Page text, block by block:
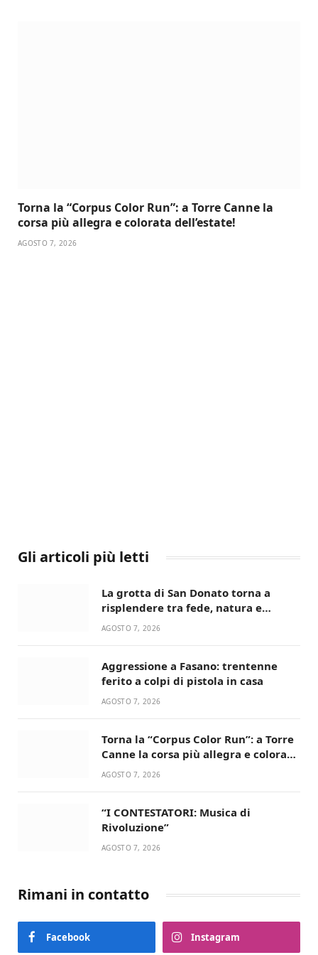
Torna la “Corpus Color Run”: a Torre Canne la
corsa più allegra e colorata dell’estate!
AGOSTO 7, 2026
Gli articoli più letti
La grotta di San Donato torna a
risplendere tra fede, natura e
devozione
AGOSTO 7, 2026
Aggressione a Fasano: trentenne
ferito a colpi di pistola in casa
AGOSTO 7, 2026
Torna la “Corpus Color Run”: a Torre
Canne la corsa più allegra e colorata
dell’estate!
AGOSTO 7, 2026
“I CONTESTATORI: Musica di
Rivoluzione”
AGOSTO 7, 2026
Rimani in contatto
Facebook Instagram